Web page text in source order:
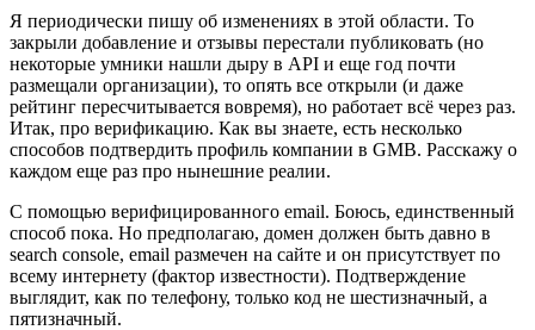
Я периодически пишу об изменениях в этой области. То
закрыли добавление и отзывы перестали публиковать (но
некоторые умники нашли дыру в API и еще год почти
размещали организации), то опять все открыли (и даже
рейтинг пересчитывается вовремя), но работает всё через раз.
Итак, про верификацию. Как вы знаете, есть несколько
способов подтвердить профиль компании в GMB. Расскажу о
каждом еще раз про нынешние реалии.
С помощью верифицированного email. Боюсь, единственный
способ пока. Но предполагаю, домен должен быть давно в
search console, email размечен на сайте и он присутствует по
всему интернету (фактор известности). Подтверждение
выглядит, как по телефону, только код не шестизначный, а
пятизначный.